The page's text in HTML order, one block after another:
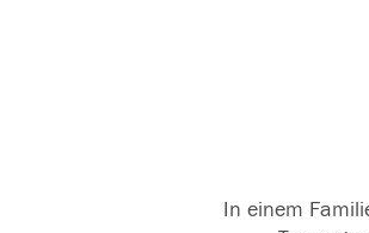
In einem